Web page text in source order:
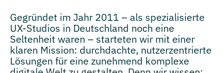
Gegründet im Jahr 2011 – als spezialisierte
UX-Studios in Deutschland noch eine
Seltenheit waren – starteten wir mit einer
klaren Mission: durchdachte, nutzerzentrierte
Lösungen für eine zunehmend komplexe